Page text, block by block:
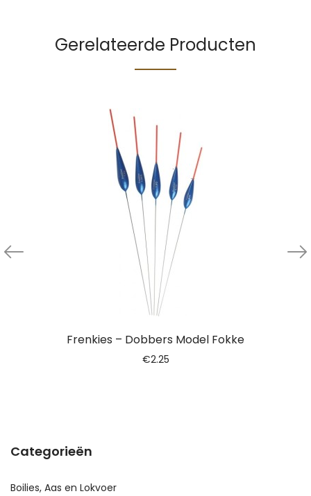
Gerelateerde Producten
Frenkies – Dobbers Model Fokke
€2.25
Categorieën
Boilies, Aas en Lokvoer